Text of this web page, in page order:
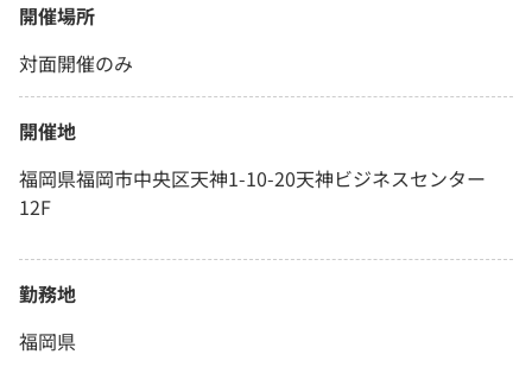
開催場所
対面開催のみ
開催地
福岡県福岡市中央区天神1-10-20天神ビジネスセンター
12F
勤務地
福岡県